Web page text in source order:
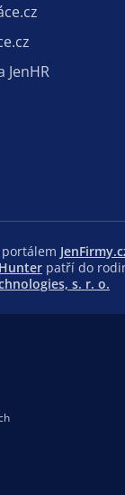
JenHR
patří do
s. r. o.